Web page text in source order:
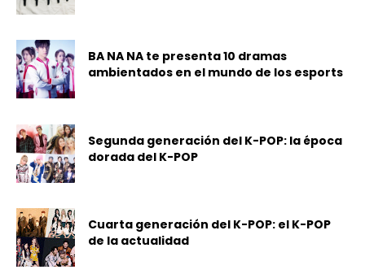
BA NA NA te presenta 10 dramas
ambientados en el mundo de los esports
Segunda generación del K-POP: la época
dorada del K-POP
Cuarta generación del K-POP: el K-POP
de la actualidad